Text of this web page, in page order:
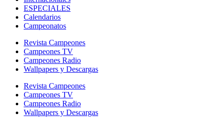
ESPECIALES
Calendarios
Campeonatos
Revista Campeones
Campeones TV
Campeones Radio
Wallpapers y Descargas
Revista Campeones
Campeones TV
Campeones Radio
Wallpapers y Descargas